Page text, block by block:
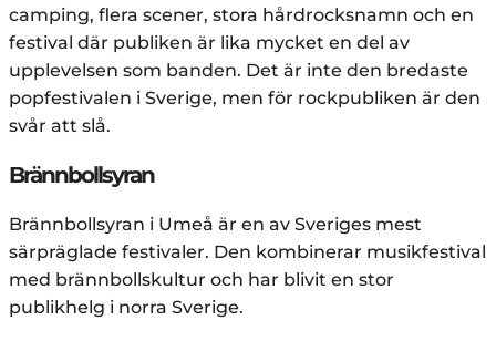
camping, flera scener, stora hårdrocksnamn och en
festival där publiken är lika mycket en del av
upplevelsen som banden. Det är inte den bredaste
popfestivalen i Sverige, men för rockpubliken är den
svår att slå.
Brännbollsyran
Brännbollsyran i Umeå är en av Sveriges mest
särpräglade festivaler. Den kombinerar musikfestival
med brännbollskultur och har blivit en stor
publikhelg i norra Sverige.